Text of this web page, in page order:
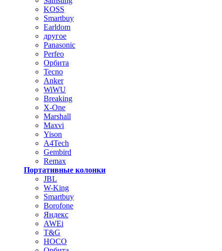
KOSS
Smartbuy
Earldom
другое
Panasonic
Perfeo
Орбита
Tecno
Anker
WiWU
Breaking
X-One
Marshall
Maxvi
Yison
A4Tech
Gembird
Remax
Портативные колонки
JBL
W-King
Smartbuy
Borofone
Яндекс
AWEi
T&G
HOCO